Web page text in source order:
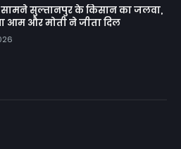
सुल्तानपुर के किसान का जलवा,
आम और मोती ने जीता दिल